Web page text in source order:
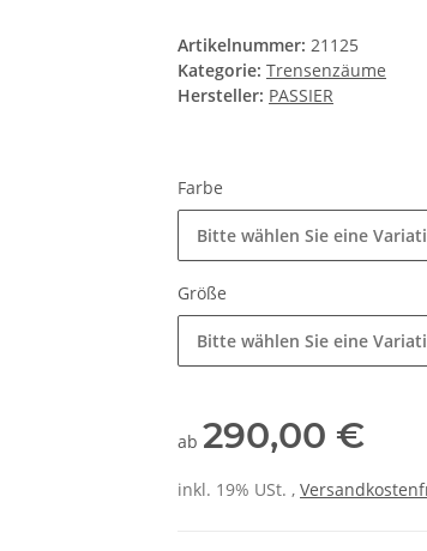
Artikelnummer: 21125
Kategorie: Trensenzäume
Hersteller: PASSIER
Farbe
Bitte wählen Sie eine
Größe
Bitte wählen Sie eine
ab 290,00 €
inkl. 19% USt. ,